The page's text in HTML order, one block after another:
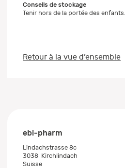
Conseils de stockage
Tenir hors de la portée des enfants.
Retour à la vue d’ensemble
ebi-pharm
Lindachstrasse 8c
3038 Kirchlindach
Suisse